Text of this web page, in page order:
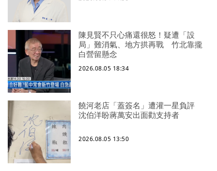
陳見賢不只心痛還很怒！疑遭「設
局」難消氣、地方拱再戰 竹北靠攏
白營留懸念
2026.08.05 18:34
饒河老店「蓋簽名」遭灌一星負評
沈伯洋盼蔣萬安出面勸支持者
2026.08.05 13:50